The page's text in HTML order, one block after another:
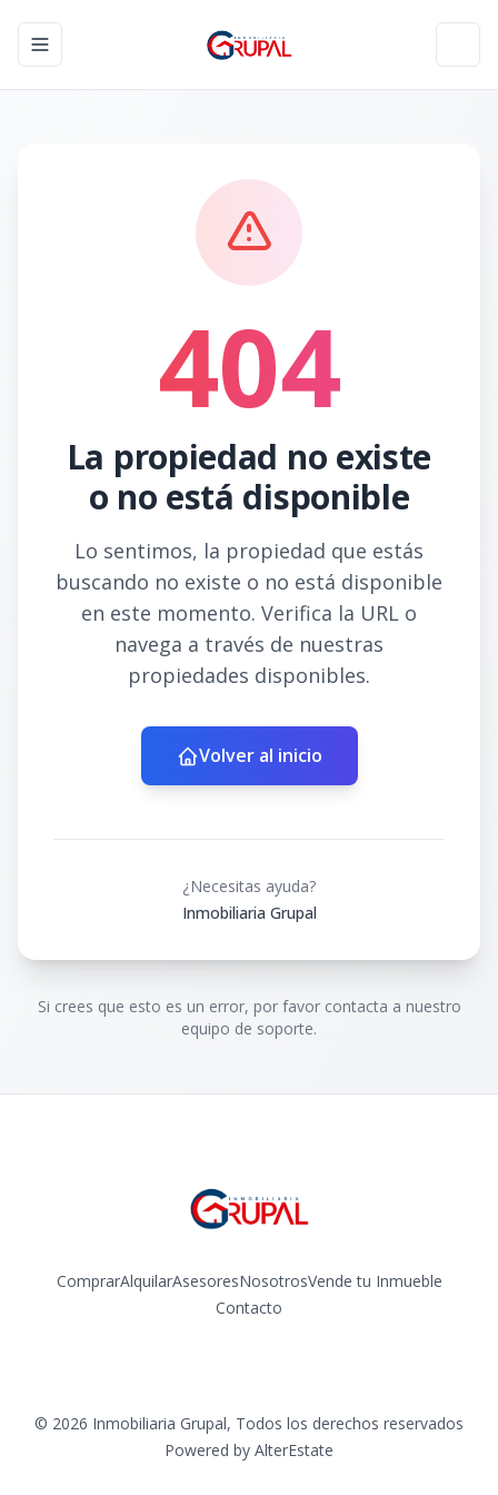
Toggle navigation menu
404
La propiedad no existe
o no está disponible
Lo sentimos, la propiedad que estás
buscando no existe o no está disponible
en este momento. Verifica la URL o
navega a través de nuestras
propiedades disponibles.
Volver al inicio
¿Necesitas ayuda?
Inmobiliaria Grupal
Si crees que esto es un error, por favor contacta a nuestro
equipo de soporte.
ComprarAlquilarAsesoresNosotrosVende tu Inmueble
Contacto
© 2026 Inmobiliaria Grupal, Todos los derechos reservados
Powered by AlterEstate